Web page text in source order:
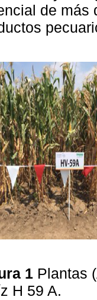
de más
1 Plantas
H 59 A.